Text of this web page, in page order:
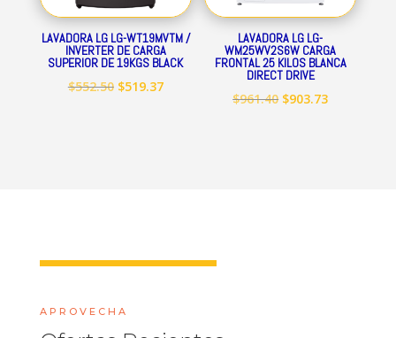
LAVADORA LG LG-WT19MVTM /
INVERTER DE CARGA
SUPERIOR DE 19KGS BLACK
$552.50 El
$519.37El
LAVADORA LG LG-
WM25WV2S6W CARGA
FRONTAL 25 KILOS BLANCA
DIRECT DRIVE
$961.40 El
$903.73El
APROVECHA